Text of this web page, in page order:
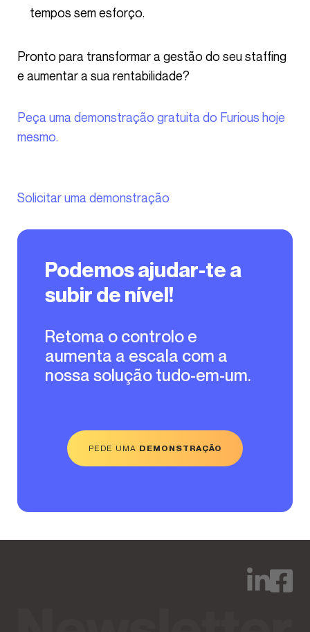
Podemos ajudar-te a
subir de nível!
Retoma o controlo e
aumenta a escala com a
nossa solução tudo-em-um.
PEDE UMA DEMONSTRAÇÃO
tempos sem esforço.
Pronto para transformar a gestão do seu staffing
e aumentar a sua rentabilidade?
Peça uma demonstração gratuita do Furious hoje
mesmo.
Solicitar uma demonstração